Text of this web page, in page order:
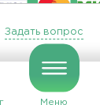
Меню
Задать вопрос